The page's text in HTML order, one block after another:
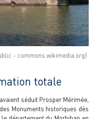
- commons.wikimedia.org)
totale
séduit Prosper Mérimée,
Monuments historiques dès